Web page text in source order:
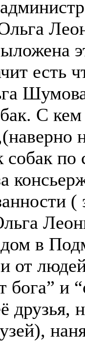
есть
С кем
по
в
и от
бога” и
друзья,